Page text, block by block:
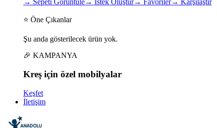
→ Sepeti Görüntüle→ İstek Oluştur→ Favoriler→ Karşılaştır
⭐ Öne Çıkanlar
Şu anda gösterilecek ürün yok.
🎉 KAMPANYA
Kreş için özel mobilyalar
Keşfet
İletişim